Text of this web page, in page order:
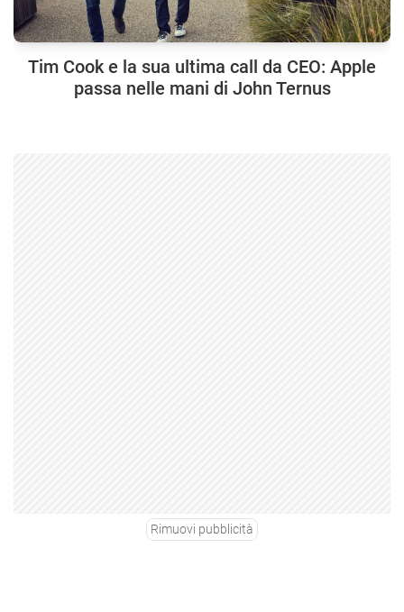
Tim Cook e la sua ultima call da CEO: Apple
passa nelle mani di John Ternus
Rimuovi pubblicità